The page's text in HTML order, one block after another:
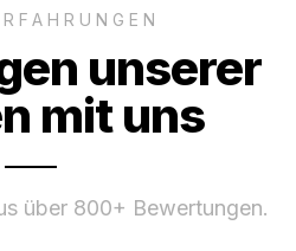
unserer
mit uns
über 800+ Bewertungen.